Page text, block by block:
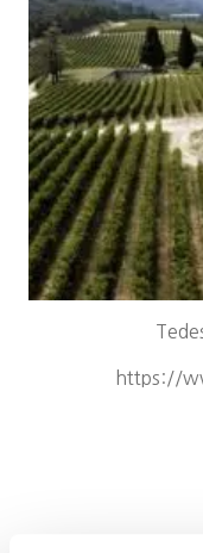
https://